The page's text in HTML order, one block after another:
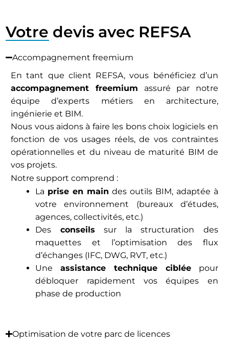
Votre devis avec REFSA
Accompagnement freemium
En tant que client REFSA, vous bénéficiez d’un
accompagnement freemium assuré par notre
équipe d’experts métiers en architecture,
ingénierie et BIM.
Nous vous aidons à faire les bons choix logiciels en
fonction de vos usages réels, de vos contraintes
opérationnelles et du niveau de maturité BIM de
vos projets.
Notre support comprend :
La prise en main des outils BIM, adaptée à
votre environnement (bureaux d’études,
agences, collectivités, etc.)
Des conseils sur la structuration des
maquettes et l’optimisation des flux
d’échanges (IFC, DWG, RVT, etc.)
Uneassistance technique cibléepour
débloquer rapidement vos équipes en
phase de production
Optimisation de votre parc de licences